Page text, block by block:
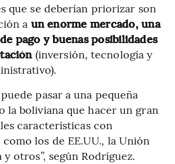
que se deberían priorizar son
a un enorme mercado, una
pago y buenas posibilidades
(inversión, tecnología y
pasar a una pequeña
la boliviana que hacer un gran
características con
los de EE.UU., la Unión
otros”, según Rodríguez.